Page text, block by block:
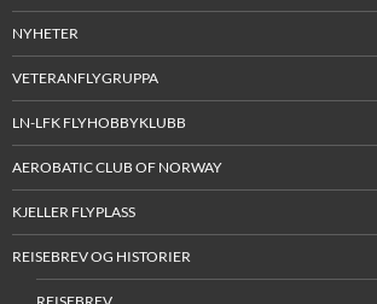
NYHETER
VETERANFLYGRUPPA
LN-LFK FLYHOBBYKLUBB
AEROBATIC CLUB OF NORWAY
KJELLER FLYPLASS
REISEBREV OG HISTORIER